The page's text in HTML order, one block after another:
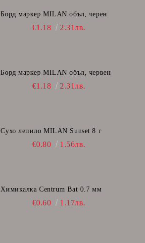
Борд маркер MILAN объл, черен
€1.18 2.31лв.
Борд маркер MILAN объл, червен
€1.18 2.31лв.
Сухо лепило MILAN Sunset 8 г
€0.80 1.56лв.
Химикалка Centrum Bat 0.7 мм
€0.60 1.17лв.